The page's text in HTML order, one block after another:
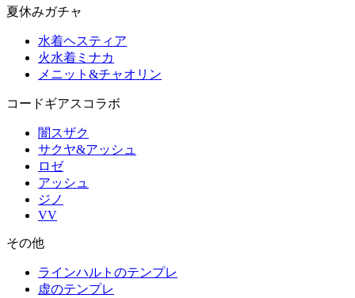
夏休みガチャ
水着ヘスティア
火水着ミナカ
メニット&チャオリン
コードギアスコラボ
闇スザク
サクヤ&アッシュ
ロゼ
アッシュ
ジノ
VV
その他
ラインハルトのテンプレ
虚のテンプレ